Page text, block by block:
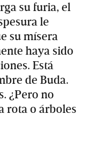
su furia, el
le
su mísera
haya sido
Está
de Buda.
¿Pero no
rota o árboles